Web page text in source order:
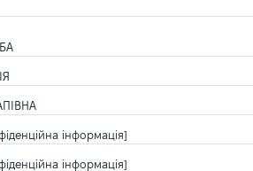
інформація]
інформація]